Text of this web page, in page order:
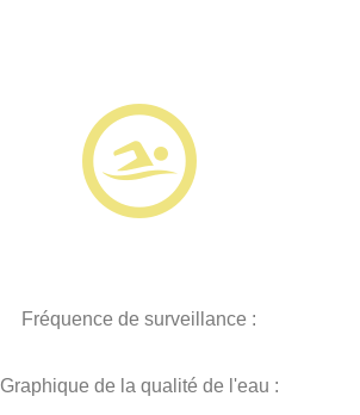
Fréquence de surveillance :
Graphique de la qualité de l'eau :